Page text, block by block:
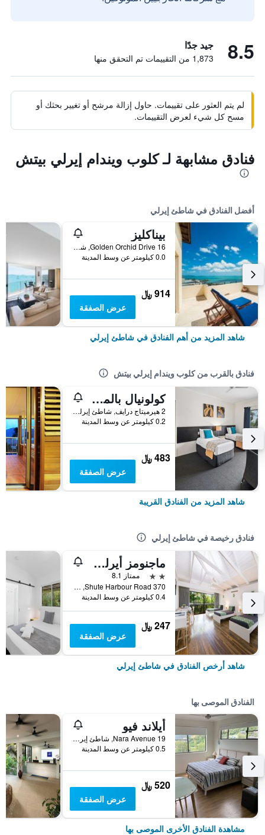
8.5 جيد جدًا
1,873 من التقييمات تم التحقق منها
لم يتم العثور على تقييمات. حاول إزالة مرشح أو تغيير بحثك أو
مسح كل شيء لعرض التقييمات.
فنادق مشابهة لـ كلوب ويندام إيرلي بيتش
أفضل الفنادق في شاطئ إيرلي
بيناكليز
16 Golden Orchid Drive, شاطئ إيرلي, QLD, أستراليا
0.0 كيلومتر عن وسط المدينة
914 ﷼
عرض الصفقة
شاهد المزيد من أهم الفنادق في شاطئ إيرلي
فنادق بالقرب من كلوب ويندام إيرلي بيتش
كولونيال بالمز موتور إن
2 هيرميتاج درايف, شاطئ إيرلي, QLD, أستراليا
0.2 كيلومتر عن وسط المدينة
483 ﷼
عرض الصفقة
شاهد المزيد من الفنادق القريبة
فنادق رخيصة في شاطئ إيرلي
ماجنومز أيرلي بيتش
2 نجمتين
ممتاز 8.1
370 Shute Harbour Road, شاطئ إيرلي, QLD, أستراليا
0.4 كيلومتر عن وسط المدينة
247 ﷼
عرض الصفقة
شاهد أرخص الفنادق في شاطئ إيرلي
الفنادق الموصى بها
أيلاند فيو
19 Nara Avenue, شاطئ إيرلي, QLD, أستراليا
0.5 كيلومتر عن وسط المدينة
520 ﷼
عرض الصفقة
مشاهدة الفنادق الأخرى الموصى بها